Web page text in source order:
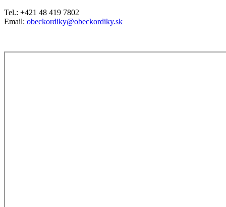
Tel.: +421 48 419 7802
Email: obeckordiky@obeckordiky.sk